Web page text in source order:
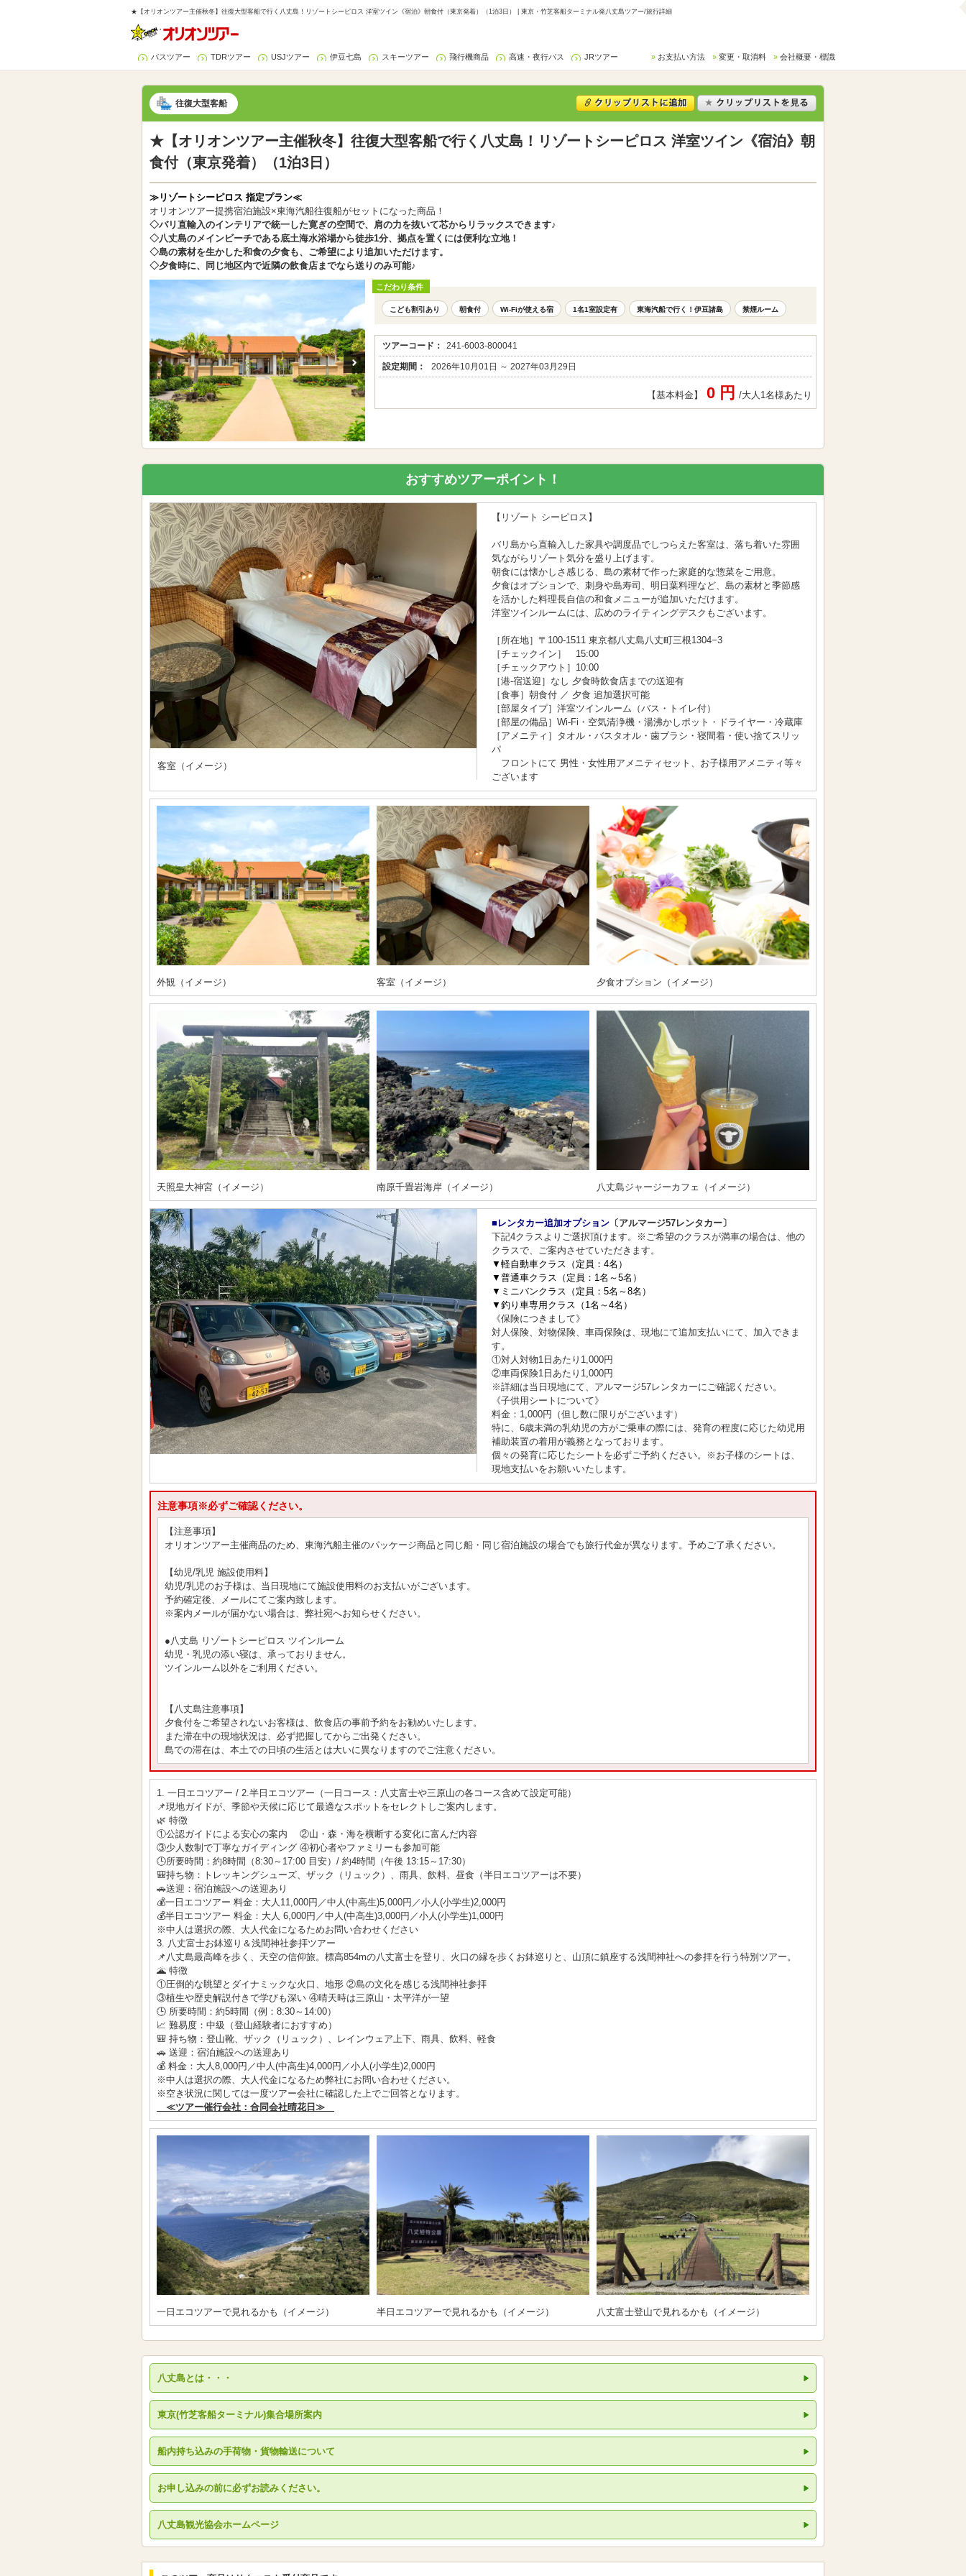
★【オリオンツアー主催秋冬】往復大型客船で行く八丈島！リゾートシーピロス 洋室ツイン《宿泊》朝食付（東京発着）（1泊3日） | 東京・竹芝客船ターミナル発八丈島ツアー/旅行詳細
バスツアー TDRツアー USJツアー 伊豆七島 スキーツアー 飛行機商品 高速・夜行バス JRツアー お支払い方法 変更・取消料 会社概要・標識
往復大型客船
★【オリオンツアー主催秋冬】往復大型客船で行く八丈島！リゾートシーピロス 洋室ツイン《宿泊》朝
食付（東京発着）（1泊3日）
≫リゾートシーピロス 指定プラン≪
オリオンツアー提携宿泊施設×東海汽船往復船がセットになった商品！
◇バリ直輸入のインテリアで統一した寛ぎの空間で、肩の力を抜いて芯からリラックスできます♪
◇八丈島のメインビーチである底土海水浴場から徒歩1分、拠点を置くには便利な立地！
◇島の素材を生かした和食の夕食も、ご希望により追加いただけます。
◇夕食時に、同じ地区内で近隣の飲食店までなら送りのみ可能♪
こだわり条件
こども割引あり 朝食付 Wi-Fiが使える宿 1名1室設定有 東海汽船で行く！伊豆諸島 禁煙ルーム
ツアーコード： 241-6003-800041
設定期間： 2026年10月01日 ～ 2027年03月29日
【基本料金】 0 円 /大人1名様あたり
おすすめツアーポイント！
客室（イメージ）
【リゾート シーピロス】
バリ島から直輸入した家具や調度品でしつらえた客室は、落ち着いた雰囲
気ながらリゾート気分を盛り上げます。
朝食には懐かしさ感じる、島の素材で作った家庭的な惣菜をご用意。
夕食はオプションで、刺身や島寿司、明日葉料理など、島の素材と季節感
を活かした料理長自信の和食メニューが追加いただけます。
洋室ツインルームには、広めのライティングデスクもございます。
［所在地］〒100-1511 東京都八丈島八丈町三根1304−3
［チェックイン］ 15:00
［チェックアウト］10:00
［港-宿送迎］なし 夕食時飲食店までの送迎有
［食事］朝食付 ／ 夕食 追加選択可能
［部屋タイプ］洋室ツインルーム（バス・トイレ付）
［部屋の備品］Wi-Fi・空気清浄機・湯沸かしポット・ドライヤー・冷蔵庫
［アメニティ］タオル・バスタオル・歯ブラシ・寝間着・使い捨てスリッ
パ
フロントにて 男性・女性用アメニティセット、お子様用アメニティ等々
ございます
外観（イメージ） 客室（イメージ） 夕食オプション（イメージ）
天照皇大神宮（イメージ） 南原千畳岩海岸（イメージ） 八丈島ジャージーカフェ（イメージ）
■レンタカー追加オプション 〔アルマージ57レンタカー〕
下記4クラスよりご選択頂けます。※ご希望のクラスが満車の場合は、他の
クラスで、ご案内させていただきます。
▼軽自動車クラス（定員：4名）
▼普通車クラス（定員：1名～5名）
▼ミニバンクラス（定員：5名～8名）
▼釣り車専用クラス（1名～4名）
《保険につきまして》
対人保険、対物保険、車両保険は、現地にて追加支払いにて、加入できま
す。
①対人対物1日あたり1,000円
②車両保険1日あたり1,000円
※詳細は当日現地にて、アルマージ57レンタカーにご確認ください。
《子供用シートについて》
料金：1,000円（但し数に限りがございます）
特に、6歳未満の乳幼児の方がご乗車の際には、発育の程度に応じた幼児用
補助装置の着用が義務となっております。
個々の発育に応じたシートを必ずご予約ください。※お子様のシートは、
現地支払いをお願いいたします。
注意事項※必ずご確認ください。
【注意事項】
オリオンツアー主催商品のため、東海汽船主催のパッケージ商品と同じ船・同じ宿泊施設の場合でも旅行代金が異なります。予めご了承ください。
【幼児/乳児 施設使用料】
幼児/乳児のお子様は、当日現地にて施設使用料のお支払いがございます。
予約確定後、メールにてご案内致します。
※案内メールが届かない場合は、弊社宛へお知らせください。
●八丈島 リゾートシーピロス ツインルーム
幼児・乳児の添い寝は、承っておりません。
ツインルーム以外をご利用ください。
【八丈島注意事項】
夕食付をご希望されないお客様は、飲食店の事前予約をお勧めいたします。
また滞在中の現地状況は、必ず把握してからご出発ください。
島での滞在は、本土での日頃の生活とは大いに異なりますのでご注意ください。
1. 一日エコツアー / 2.半日エコツアー（一日コース：八丈富士や三原山の各コース含めて設定可能）
📌現地ガイドが、季節や天候に応じて最適なスポットをセレクトしご案内します。
🌿 特徴
①公認ガイドによる安心の案内 ②山・森・海を横断する変化に富んだ内容
③少人数制で丁寧なガイディング ④初心者やファミリーも参加可能
🕒所要時間：約8時間（8:30～17:00 目安）/ 約4時間（午後 13:15～17:30）
🎒持ち物：トレッキングシューズ、ザック（リュック）、雨具、飲料、昼食（半日エコツアーは不要）
🚗送迎：宿泊施設への送迎あり
💰一日エコツアー 料金：大人11,000円／中人(中高生)5,000円／小人(小学生)2,000円
💰半日エコツアー 料金：大人 6,000円／中人(中高生)3,000円／小人(小学生)1,000円
※中人は選択の際、大人代金になるためお問い合わせください
3. 八丈富士お鉢巡り＆浅間神社参拝ツアー
📌八丈島最高峰を歩く、天空の信仰旅。標高854mの八丈富士を登り、火口の縁を歩くお鉢巡りと、山頂に鎮座する浅間神社への参拝を行う特別ツアー。
🌋 特徴
①圧倒的な眺望とダイナミックな火口、地形 ②島の文化を感じる浅間神社参拝
③植生や歴史解説付きで学びも深い ④晴天時は三原山・太平洋が一望
🕒 所要時間：約5時間（例：8:30～14:00）
📈 難易度：中級（登山経験者におすすめ）
🎒 持ち物：登山靴、ザック（リュック）、レインウェア上下、雨具、飲料、軽食
🚗 送迎：宿泊施設への送迎あり
💰 料金：大人8,000円／中人(中高生)4,000円／小人(小学生)2,000円
※中人は選択の際、大人代金になるため弊社にお問い合わせください。
※空き状況に関しては一度ツアー会社に確認した上でご回答となります。
≪ツアー催行会社：合同会社晴花日≫
一日エコツアーで見れるかも（イメージ） 半日エコツアーで見れるかも（イメージ） 八丈富士登山で見れるかも（イメージ）
八丈島とは・・・
東京(竹芝客船ターミナル)集合場所案内
船内持ち込みの手荷物・貨物輸送について
お申し込みの前に必ずお読みください。
八丈島観光協会ホームページ